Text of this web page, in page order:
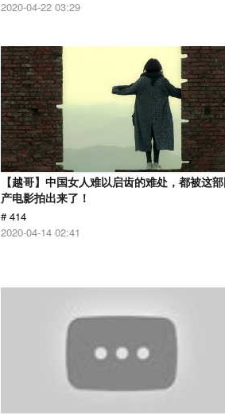
2020-04-22 03:29
【越哥】中国女人难以启齿的难处，都被这
产电影拍出来了！
# 414
2020-04-14 02:41